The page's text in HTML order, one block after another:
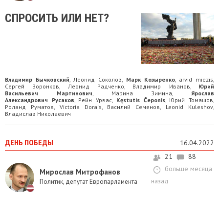
СПРОСИТЬ ИЛИ НЕТ?
Владимир Бычковский Леонид Соколов Марк Козыренко, arvid miezis
Сергей Воронков Леонид Радченко Владимир Иванов
Юрий
Васильевич Мартинович
Марина Зимина
Ярослав
Александрович Русаков
Рейн Урвас Kęstutis Čeponis, Юрий Томашов
Роланд Руматов Victoria Dorais Василий Семенов Leonid Kuleshov
Владислав Николаевич
ДЕНЬ ПОБЕДЫ 16.04.2022
Мирослав Митрофанов
Политик, депутат Европарламента
21
88
больше месяца
назад